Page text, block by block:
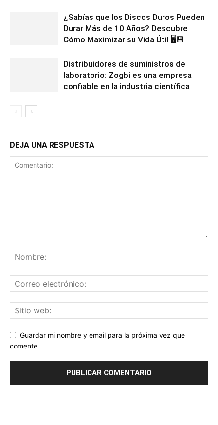
¿Sabías que los Discos Duros Pueden
Durar Más de 10 Años? Descubre
Cómo Maximizar su Vida Útil 🖥️💾
Distribuidores de suministros de
laboratorio: Zogbi es una empresa
confiable en la industria científica
DEJA UNA RESPUESTA
Guardar mi nombre y email para la próxima vez que
comente.